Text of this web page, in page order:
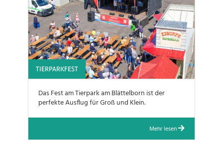
TIERPARKFEST
Das Fest am Tierpark am Blättelborn ist der
perfekte Ausflug für Groß und Klein.
Mehr lesen